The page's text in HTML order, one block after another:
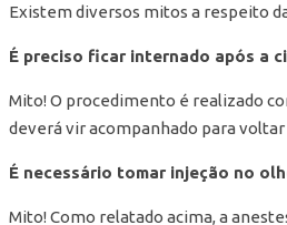
Existem diversos mitos a respeito
É preciso ficar internado após a
Mito! O procedimento é realizado
deverá vir acompanhado para
É necessário tomar injeção no
Mito! Como relatado acima, a